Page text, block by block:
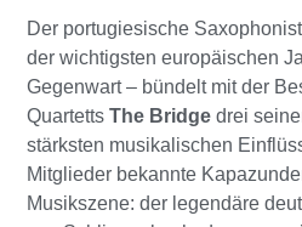
Der portugiesische
der wichtigsten europäischen
Gegenwart – bündelt mit der
Quartetts The Bridge drei
stärksten musikalischen
Mitglieder bekannte
Musikszene: der legendäre